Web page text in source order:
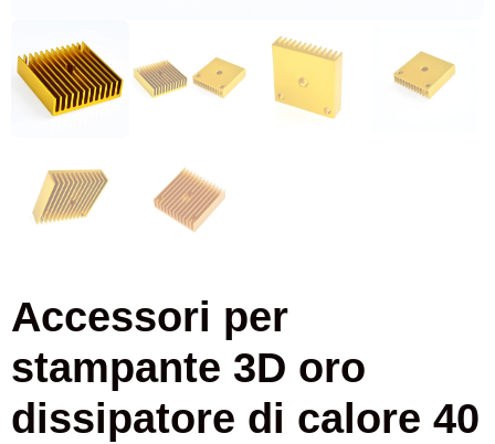
Accessori per
stampante 3D oro
dissipatore di calore 40